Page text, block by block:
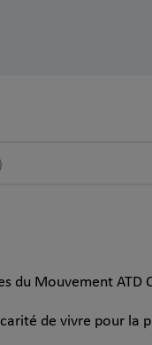
du Mouvement ATD
de vivre pour la